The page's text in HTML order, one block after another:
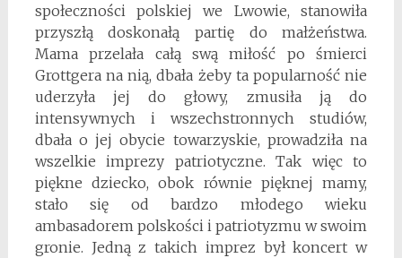
społeczności polskiej we Lwowie, stanowiła
przyszłą doskonałą partię do małżeństwa.
Mama przelała całą swą miłość po śmierci
Grottgera na nią, dbała żeby ta popularność nie
uderzyła jej do głowy, zmusiła ją do
intensywnych i wszechstronnych studiów,
dbała o jej obycie towarzyskie, prowadziła na
wszelkie imprezy patriotyczne. Tak więc to
piękne dziecko, obok równie pięknej mamy,
stało się od bardzo młodego wieku
ambasadorem polskości i patriotyzmu w swoim
gronie. Jedną z takich imprez był koncert w